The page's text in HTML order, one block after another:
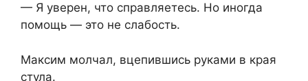
— Я уверен, что справляетесь. Но иногда
помощь — это не слабость.
Максим молчал, вцепившись руками в края
стула.